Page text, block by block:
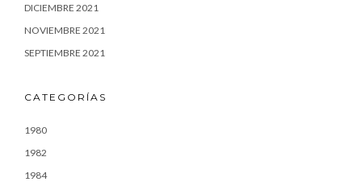
DICIEMBRE 2021
NOVIEMBRE 2021
SEPTIEMBRE 2021
CATEGORÍAS
1980
1982
1984